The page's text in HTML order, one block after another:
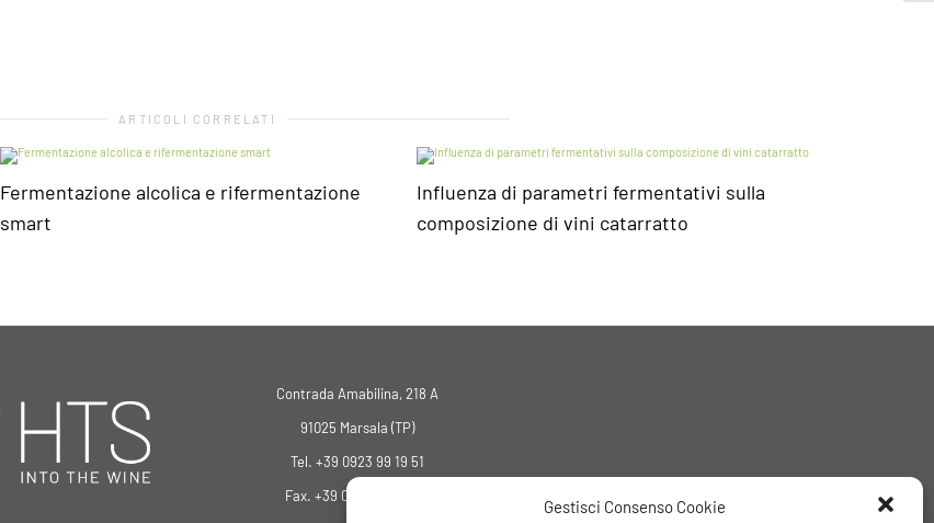
Gestisci Consenso Cookie
ARTICOLI CORRELATI
Fermentazione alcolica e rifermentazione
smart
Influenza di parametri fermentativi sulla
composizione di vini catarratto
Contrada Amabilina, 218 A
91025 Marsala (TP)
Tel. +39 0923 99 19 51
Fax. +39 0923 18 95 381